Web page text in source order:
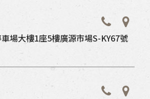
場大樓1座5樓廣源市場S-KY67號